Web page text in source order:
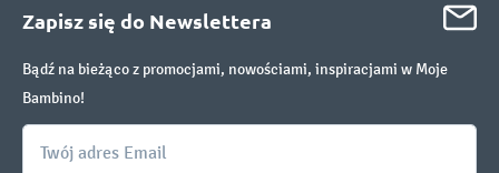
Zapisz się do Newslettera
Bądź na bieżąco z promocjami, nowościami, inspiracjami w Moje
Bambino!